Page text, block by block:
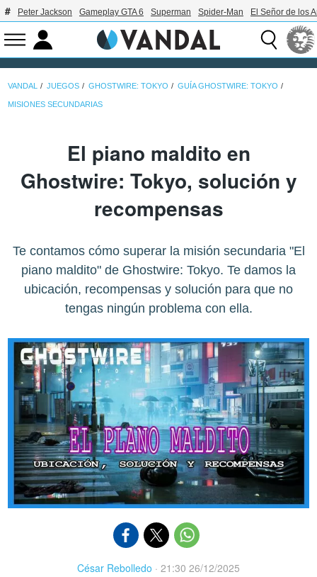
Peter Jackson Gameplay GTA 6 Superman Spider-Man El Señor de los
VANDAL JUEGOS GHOSTWIRE: TOKYO GUÍA GHOSTWIRE: TOKYO
MISIONES SECUNDARIAS
El piano maldito en
Ghostwire: Tokyo, solución y
recompensas
Te contamos cómo superar la misión secundaria "El
piano maldito" de Ghostwire: Tokyo. Te damos la
ubicación, recompensas y solución para que no
tengas ningún problema con ella.
César Rebolledo · 21:30 26/12/2025